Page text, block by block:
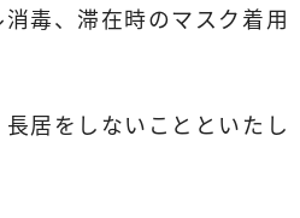
毒、滞在時のマスク着用
居をしないことといたし